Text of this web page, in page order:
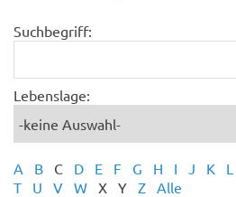
Suchbegriff:
Lebenslage:
A B C D E F G H I J K L
T
U V W X Y Z Alle